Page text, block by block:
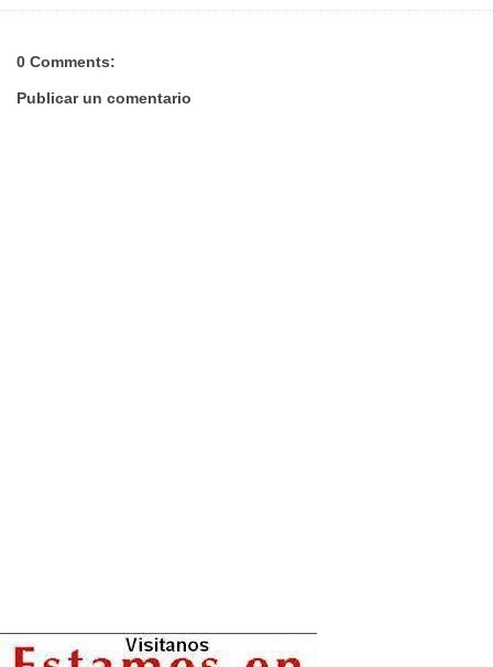
0 Comments:
Publicar un comentario